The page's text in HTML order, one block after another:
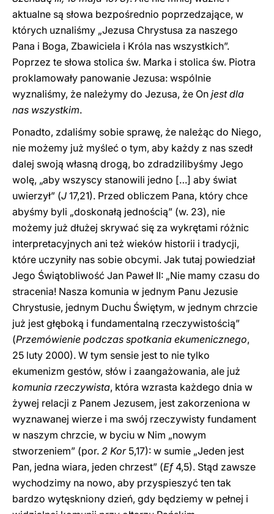
aktualne są słowa bezpośrednio poprzedzające, w
których uznaliśmy „Jezusa Chrystusa za naszego
Pana i Boga, Zbawiciela i Króla nas wszystkich”.
Poprzez te słowa stolica św. Marka i stolica św. Piotra
proklamowały panowanie Jezusa: wspólnie
wyznaliśmy, że należymy do Jezusa, że ​​On jest dla
nas wszystkim.
Ponadto, zdaliśmy sobie sprawę, że należąc do Niego,
nie możemy już myśleć o tym, aby każdy z nas szedł
dalej swoją własną drogą, bo zdradzilibyśmy Jego
wolę, „aby wszyscy stanowili jedno […] aby świat
uwierzył” (J 17,21). Przed obliczem Pana, który chce
abyśmy byli „doskonałą jednością” (w. 23), nie
możemy już dłużej skrywać się za wykrętami różnic
interpretacyjnych ani też wieków historii i tradycji,
które uczyniły nas sobie obcymi. Jak tutaj powiedział
Jego Świątobliwość Jan Paweł II: „Nie mamy czasu do
stracenia! Nasza komunia w jednym Panu Jezusie
Chrystusie, jednym Duchu Świętym, w jednym chrzcie
już jest głęboką i fundamentalną rzeczywistością”
(Przemówienie podczas spotkania ekumenicznego,
25 luty 2000). W tym sensie jest to nie tylko
ekumenizm gestów, słów i zaangażowania, ale już
komunia rzeczywista, która wzrasta każdego dnia w
żywej relacji z Panem Jezusem, jest zakorzeniona w
wyznawanej wierze i ma swój rzeczywisty fundament
w naszym chrzcie, w byciu w Nim „nowym
stworzeniem” (por. 2 Kor5,17): w sumie „Jeden jest
Pan, jedna wiara, jeden chrzest” (Ef 4,5). Stąd zawsze
wychodzimy na nowo, aby przyspieszyć ten tak
bardzo wytęskniony dzień, gdy będziemy w pełnej i